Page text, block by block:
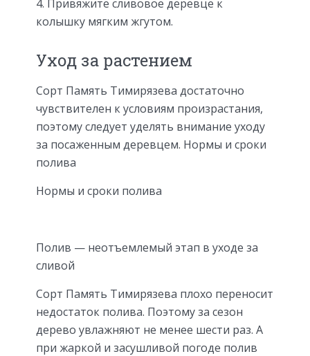
Привяжите сливовое деревце к
колышку мягким жгутом.
Уход за растением
Сорт Память Тимирязева достаточно
чувствителен к условиям произрастания,
поэтому следует уделять внимание уходу
за посаженным деревцем. Нормы и сроки
полива
Нормы и сроки полива
Полив — неотъемлемый этап в уходе за
сливой
Сорт Память Тимирязева плохо переносит
недостаток полива. Поэтому за сезон
дерево увлажняют не менее шести раз. А
при жаркой и засушливой погоде полив